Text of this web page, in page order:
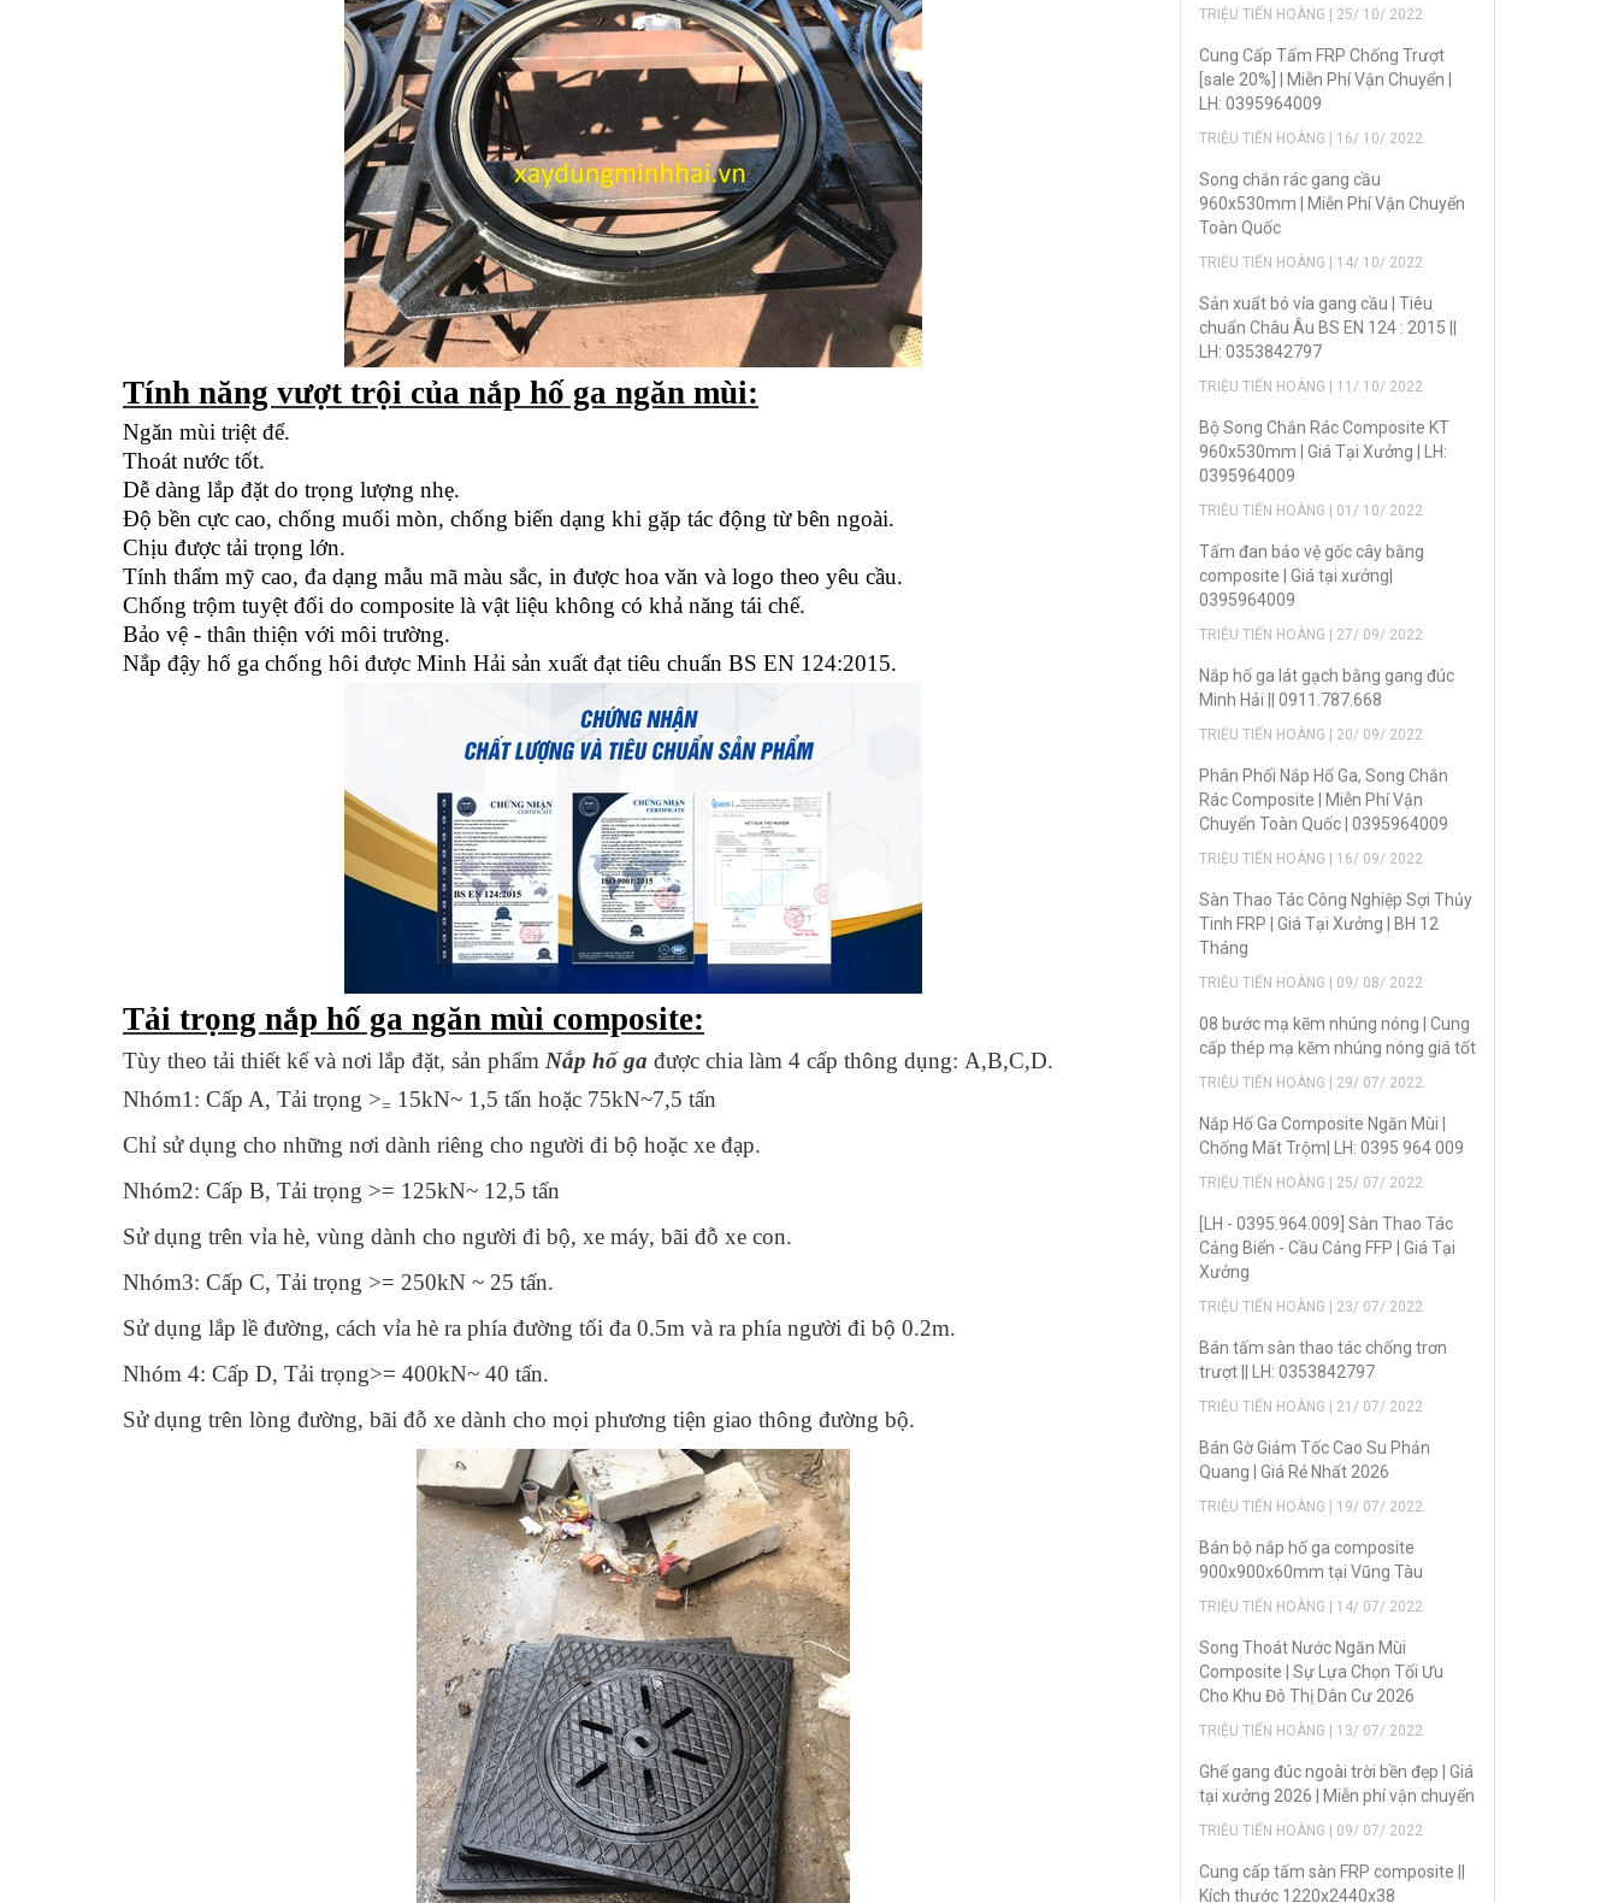
Tính năng vượt trội của nắp hố ga ngăn mùi:
Ngăn mùi triệt để.
Thoát nước tốt.
Dễ dàng lắp đặt do trọng lượng nhẹ.
Độ bền cực cao, chống muối mòn, chống biến dạng khi gặp tác động từ bên ngoài.
Chịu được tải trọng lớn.
Tính thẩm mỹ cao, đa dạng mẫu mã màu sắc, in được hoa văn và logo theo yêu cầu.
Chống trộm tuyệt đối do composite là vật liệu không có khả năng tái chế.
Bảo vệ - thân thiện với môi trường.
Nắp đậy hố ga chống hôi được Minh Hải sản xuất đạt tiêu chuẩn BS EN 124:2015.
Tải trọng nắp hố ga ngăn mùi composite:
Tùy theo tải thiết kế và nơi lắp đặt, sản phẩm Nắp hố ga được chia làm 4 cấp thông dụng: A,B,C,D.
Nhóm1: Cấp A, Tải trọng >= 15kN~ 1,5 tấn hoặc 75kN~7,5 tấn
Chỉ sử dụng cho những nơi dành riêng cho người đi bộ hoặc xe đạp.
Nhóm2: Cấp B, Tải trọng >= 125kN~ 12,5 tấn
Sử dụng trên vỉa hè, vùng dành cho người đi bộ, xe máy, bãi đỗ xe con.
Nhóm3: Cấp C, Tải trọng >= 250kN ~ 25 tấn.
Sử dụng lắp lề đường, cách vỉa hè ra phía đường tối đa 0.5m và ra phía người đi bộ 0.2m.
Nhóm 4: Cấp D, Tải trọng>= 400kN~ 40 tấn.
Sử dụng trên lòng đường, bãi đỗ xe dành cho mọi phương tiện giao thông đường bộ.
TRIỆU TIẾN HOÀNG | 25/ 10/ 2022
Cung Cấp Tấm FRP Chống Trượt
[sale 20%] | Miễn Phí Vận Chuyển |
LH: 0395964009
TRIỆU TIẾN HOÀNG | 16/ 10/ 2022
Song chắn rác gang cầu
960x530mm | Miễn Phí Vận Chuyển
Toàn Quốc
TRIỆU TIẾN HOÀNG | 14/ 10/ 2022
Sản xuẩt bó vỉa gang cầu | Tiêu
chuẩn Châu Âu BS EN 124 : 2015 ||
LH: 0353842797
TRIỆU TIẾN HOÀNG | 11/ 10/ 2022
Bộ Song Chắn Rác Composite KT
960x530mm | Giá Tại Xưởng | LH:
0395964009
TRIỆU TIẾN HOÀNG | 01/ 10/ 2022
Tấm đan bảo vệ gốc cây bằng
composite | Giá tại xưởng|
0395964009
TRIỆU TIẾN HOÀNG | 27/ 09/ 2022
Nắp hố ga lát gạch bằng gang đúc
Minh Hải || 0911.787.668
TRIỆU TIẾN HOÀNG | 20/ 09/ 2022
Phân Phối Nắp Hố Ga, Song Chắn
Rác Composite | Miễn Phí Vận
Chuyển Toàn Quốc | 0395964009
TRIỆU TIẾN HOÀNG | 16/ 09/ 2022
Sàn Thao Tác Công Nghiệp Sợi Thủy
Tinh FRP | Giá Tại Xưởng | BH 12
Tháng
TRIỆU TIẾN HOÀNG | 09/ 08/ 2022
08 bước mạ kẽm nhúng nóng | Cung
cấp thép mạ kẽm nhúng nóng giá tốt
TRIỆU TIẾN HOÀNG | 29/ 07/ 2022
Nắp Hố Ga Composite Ngăn Mùi |
Chống Mất Trộm| LH: 0395 964 009
TRIỆU TIẾN HOÀNG | 25/ 07/ 2022
[LH - 0395.964.009] Sàn Thao Tác
Cảng Biển - Cầu Cảng FFP | Giá Tại
Xưởng
TRIỆU TIẾN HOÀNG | 23/ 07/ 2022
Bán tấm sàn thao tác chống trơn
trượt || LH: 0353842797
TRIỆU TIẾN HOÀNG | 21/ 07/ 2022
Bán Gờ Giảm Tốc Cao Su Phản
Quang | Giá Rẻ Nhất 2026
TRIỆU TIẾN HOÀNG | 19/ 07/ 2022
Bán bộ nắp hố ga composite
900x900x60mm tại Vũng Tàu
TRIỆU TIẾN HOÀNG | 14/ 07/ 2022
Song Thoát Nước Ngăn Mùi
Composite | Sự Lựa Chọn Tối Ưu
Cho Khu Đô Thị Dân Cư 2026
TRIỆU TIẾN HOÀNG | 13/ 07/ 2022
Ghế gang đúc ngoài trời bền đẹp | Giá
tại xưởng 2026 | Miễn phí vận chuyển
TRIỆU TIẾN HOÀNG | 09/ 07/ 2022
Cung cấp tấm sàn FRP composite ||
Kích thước 1220x2440x38